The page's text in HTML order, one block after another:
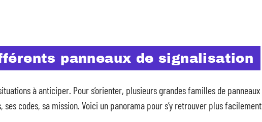
panneaux de signalisation
à anticiper. Pour s’orienter, plusieurs grandes familles de panneaux
codes, sa mission. Voici un panorama pour s’y retrouver plus facilement.